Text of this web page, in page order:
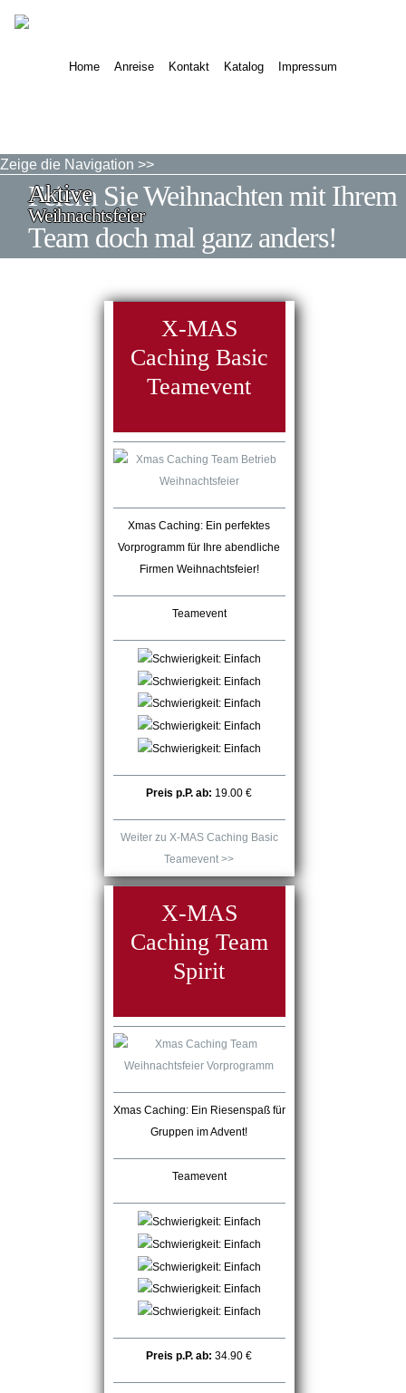
Home Anreise Kontakt Katalog Impressum
Zeige die Navigation >>
Aktive
Weihnachtsfeier
Feiern Sie Weihnachten mit Ihrem
Team doch mal ganz anders!
X-MAS
Caching Basic
Teamevent
Xmas Caching: Ein perfektes
Vorprogramm für Ihre abendliche
Firmen Weihnachtsfeier!
Teamevent
Preis p.P. ab: 19.00 €
Weiter zu X-MAS Caching Basic
Teamevent >>
X-MAS
Caching Team
Spirit
Xmas Caching: Ein Riesenspaß für
Gruppen im Advent!
Teamevent
Preis p.P. ab: 34.90 €